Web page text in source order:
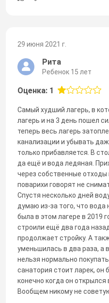
29 июня 2021 г.
Рита
Ребенок 15 лет
Оценка: 1
Самый худший лагерь, в
лагерь и на 3 день пошел
теперь весь лагерь
канализации и убывать
только прибавляется. В
да ещё и вода ледяная.
через собственные
поварихи говорят не
Спустя несколько дней
думаю из-за того, что вода
была в этом лагере в 2019
строили ещё два года
продолжает стройку. А
уменьшилась в два раза, а
нельзя нормально
санатория стоит ларек, он
конечно когда он открылся
Вообщем никому не